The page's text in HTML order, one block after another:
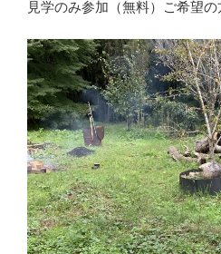
見学のみ参加（無料）ご希望の